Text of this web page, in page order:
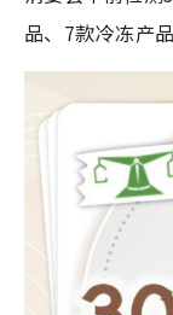
品、7款冷冻产